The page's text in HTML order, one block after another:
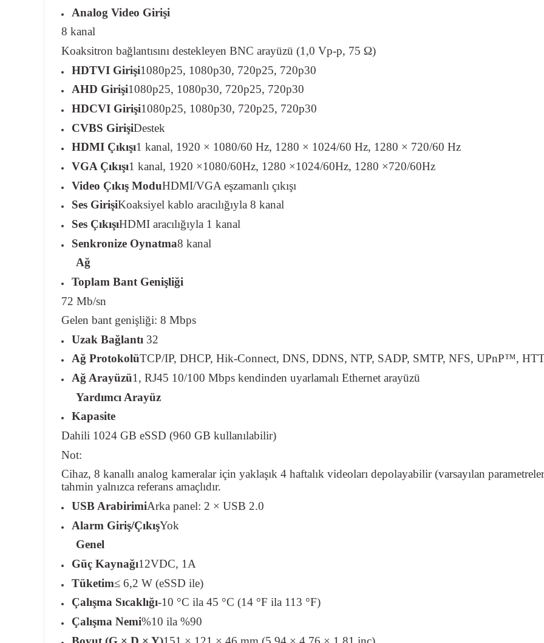
Analog Video Girişi
8 kanal
Koaksitron bağlantısını destekleyen BNC arayüzü (1,0 Vp-p, 75 Ω)
HDTVI Girişi1080p25, 1080p30, 720p25, 720p30
AHD Girişi1080p25, 1080p30, 720p25, 720p30
HDCVI Girişi1080p25, 1080p30, 720p25, 720p30
CVBS GirişiDestek
HDMI Çıkışı1 kanal, 1920 × 1080/60 Hz, 1280 × 1024/60 Hz, 1280 × 720/60 Hz
VGA Çıkışı1 kanal, 1920 ×1080/60Hz, 1280 ×1024/60Hz, 1280 ×720/60Hz
Video Çıkış ModuHDMI/VGA eşzamanlı çıkışı
Ses GirişiKoaksiyel kablo aracılığıyla 8 kanal
Ses ÇıkışıHDMI aracılığıyla 1 kanal
Senkronize Oynatma8 kanal
Ağ
Toplam Bant Genişliği
72 Mb/sn
Gelen bant genişliği: 8 Mbps
Uzak Bağlantı 32
Ağ ProtokolüTCP/IP, DHCP, Hik-Connect, DNS, DDNS, NTP, SADP, SMTP, NFS, UPnP™,
Ağ Arayüzü1, RJ45 10/100 Mbps kendinden uyarlamalı Ethernet arayüzü
Yardımcı Arayüz
Kapasite
Dahili 1024 GB eSSD (960 GB kullanılabilir)
Not:
Cihaz, 8 kanallı analog kameralar için yaklaşık 4 haftalık videoları depolayabilir (varsayılan
tahmin yalnızca referans amaçlıdır.
USB ArabirimiArka panel: 2 × USB 2.0
Alarm Giriş/ÇıkışYok
Genel
Güç Kaynağı12VDC, 1A
Tüketim≤ 6,2 W (eSSD ile)
Çalışma Sıcaklığı-10 °C ila 45 °C (14 °F ila 113 °F)
Çalışma Nemi%10 ila %90